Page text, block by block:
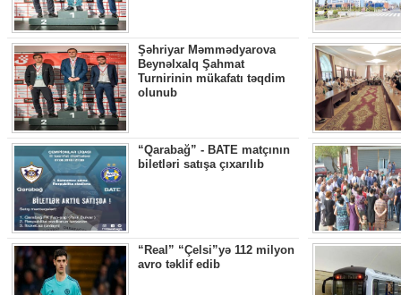
Şəhriyar Məmmədyarova
Beynəlxalq Şahmat
Turnirinin mükafatı təqdim
olunub
“Qarabağ” - BATE matçının
biletləri satışa çıxarılıb
“Real” “Çelsi”yə 112 milyon
avro təklif edib